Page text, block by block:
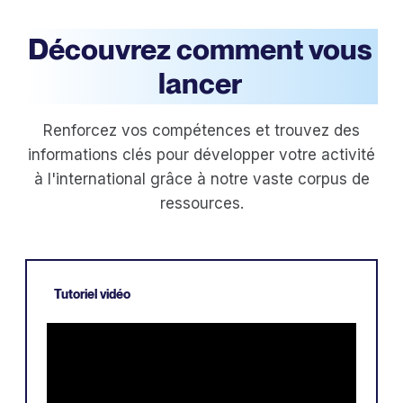
Découvrez comment vous
lancer
Renforcez vos compétences et trouvez des
informations clés pour développer votre activité
à l'international grâce à notre vaste corpus de
ressources.
Tutoriel vidéo